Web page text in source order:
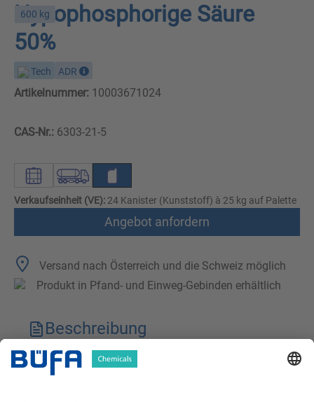
600 kg
Hypophosphorige Säure
50%
Tech ADR
Artikelnummer: 10003671024
CAS-Nr.: 6303-21-5
Verkaufseinheit (VE): 24 Kanister (Kunststoff) à 25 kg auf Palette
Angebot anfordern
Versand nach Österreich und die Schweiz möglich
Produkt in Pfand- und Einweg-Gebinden erhältlich
Beschreibung
Technische Merkmale